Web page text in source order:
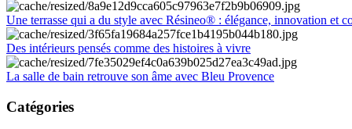
Une terrasse qui a du style avec Résineo® : élégance, innovation et
Des intérieurs pensés comme des histoires à vivre
La salle de bain retrouve son âme avec Bleu Provence
Catégories